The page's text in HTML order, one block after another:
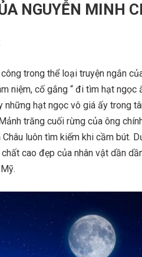
NGUYỄN MINH
trong thể loại truyện ngắn
niệm, cố gắng “ đi tìm hạt ngọc
những hạt ngọc vô giá ấy trong
trăng cuối rừng của ông
luôn tìm kiếm khi cầm bút.
cao đẹp của nhân vật dần